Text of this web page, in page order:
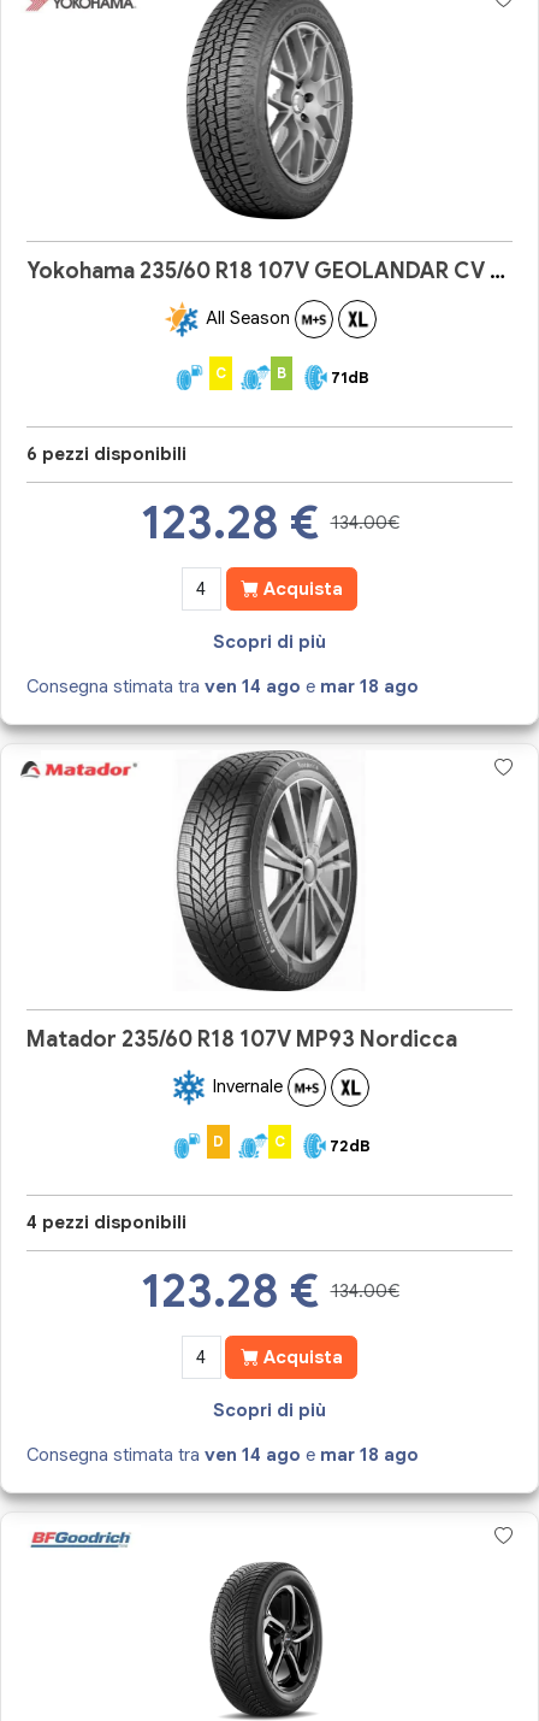
Yokohama 235/60 R18 107V GEOLANDAR CV 4S G061
All Season
C B 71dB
6 pezzi disponibili
123.28 € 134.00€
Acquista
Scopri di più
Consegna stimata traven 14 ago e mar 18 ago
Matador 235/60 R18 107V MP93 Nordicca
Invernale
D C 72dB
4 pezzi disponibili
123.28 € 134.00€
Acquista
Scopri di più
Consegna stimata traven 14 ago e mar 18 ago